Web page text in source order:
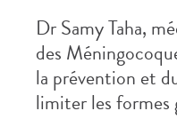
Dr Samy Taha,
des
la prévention et
limiter les formes